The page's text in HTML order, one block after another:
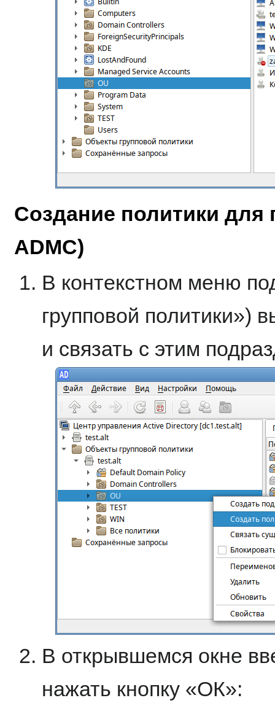
Создание политики для
ADMC)
В контекстном меню
групповой политики»)
и связать с этим
В открывшемся окне
нажать кнопку «ОК»: